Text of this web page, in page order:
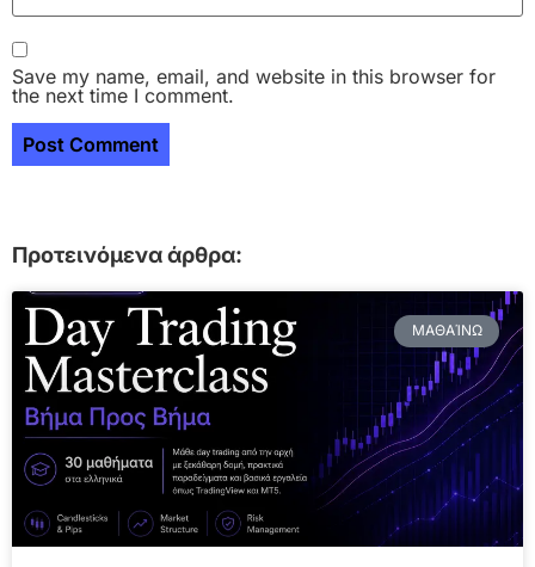
Save my name, email, and website in this browser for
the next time I comment.
Προτεινόμενα άρθρα:
ΜΑΘΑΊΝΩ